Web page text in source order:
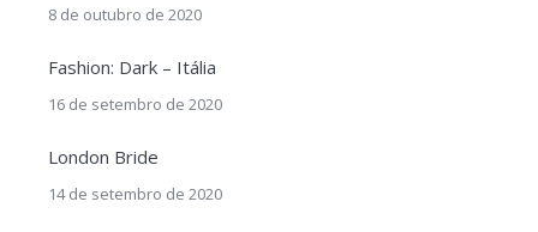
8 de outubro de 2020
Fashion: Dark – Itália
16 de setembro de 2020
London Bride
14 de setembro de 2020